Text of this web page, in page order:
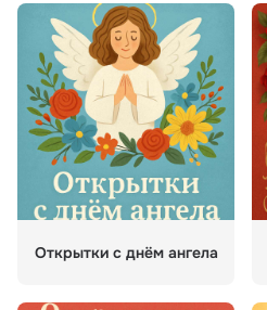
Открытки с днём ангела